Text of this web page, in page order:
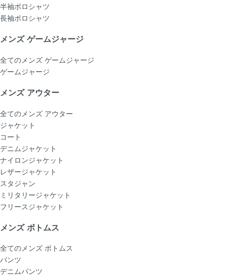
半袖ポロシャツ
長袖ポロシャツ
メンズ ゲームジャージ
全てのメンズ ゲームジャージ
ゲームジャージ
メンズ アウター
全てのメンズ アウター
ジャケット
コート
デニムジャケット
ナイロンジャケット
レザージャケット
スタジャン
ミリタリージャケット
フリースジャケット
メンズ ボトムス
全てのメンズ ボトムス
パンツ
デニムパンツ